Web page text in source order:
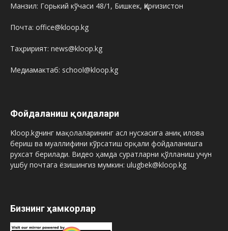
Манзил: Горький кўчаси 48/1, Бишкек, Қирғизистон
Почта: office@kloop.kg
Таҳририят: news@kloop.kg
Медиамактаб: school@kloop.kg
Фойдаланиш қоидалари
Kloop.kgнинг мақолаларининг асл нусхасига аниқ илова
бериш ва муаллифини кўрсатиш орқали фойдаланишга
рухсат берилади. Видео ҳамда суратларни қўлланиш учун
ушбу почтага ёзишингиз мумкин: ulugbek@kloop.kg
Бизнинг ҳамкорлар